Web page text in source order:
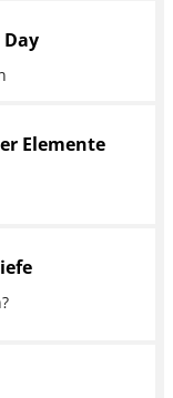
Elemente